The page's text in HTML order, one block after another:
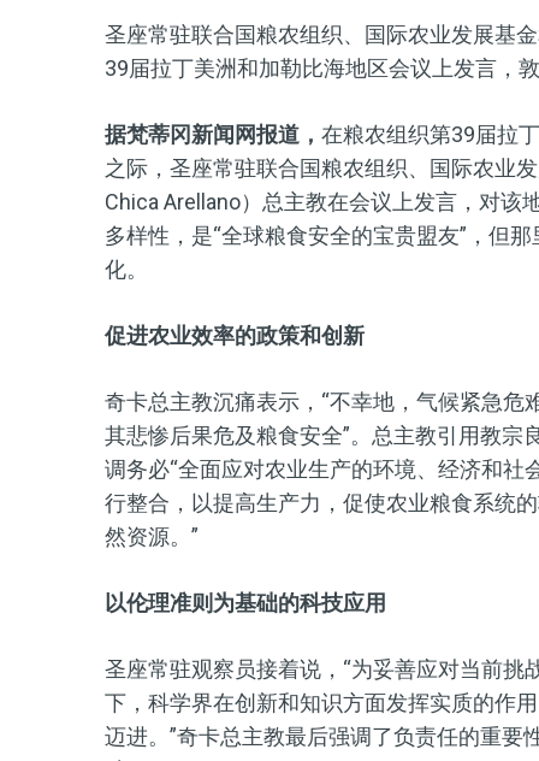
圣座常驻联合国粮农组织、国际农业发展基
39届拉丁美洲和加勒比海地区会议上发言，
据梵蒂冈新闻网报道， 在粮农组织第39届拉
之际，圣座常驻联合国粮农组织、国际农业
Chica Arellano）总主教在会议上发言，对
多样性，是“全球粮食安全的宝贵盟友”，但
化。
促进农业效率的政策和创新
奇卡总主教沉痛表示，“不幸地，气候紧急
其悲惨后果危及粮食安全”。总主教引用教
调务必“全面应对农业生产的环境、经济和
行整合，以提高生产力，促使农业粮食系统
然资源。”
以伦理准则为基础的科技应用
圣座常驻观察员接着说，“为妥善应对当前
下，科学界在创新和知识方面发挥实质的作
迈进。”奇卡总主教最后强调了负责任的重